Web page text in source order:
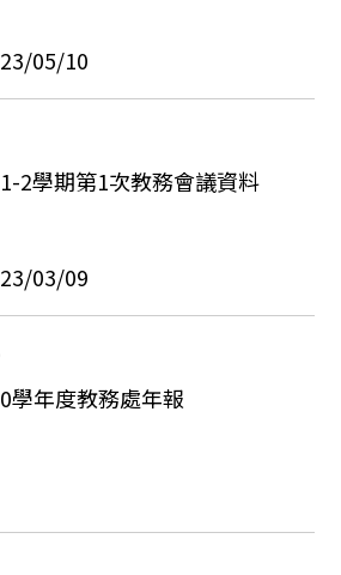
05/10
2學期第1次教務會議資料
03/09
學年度教務處年報